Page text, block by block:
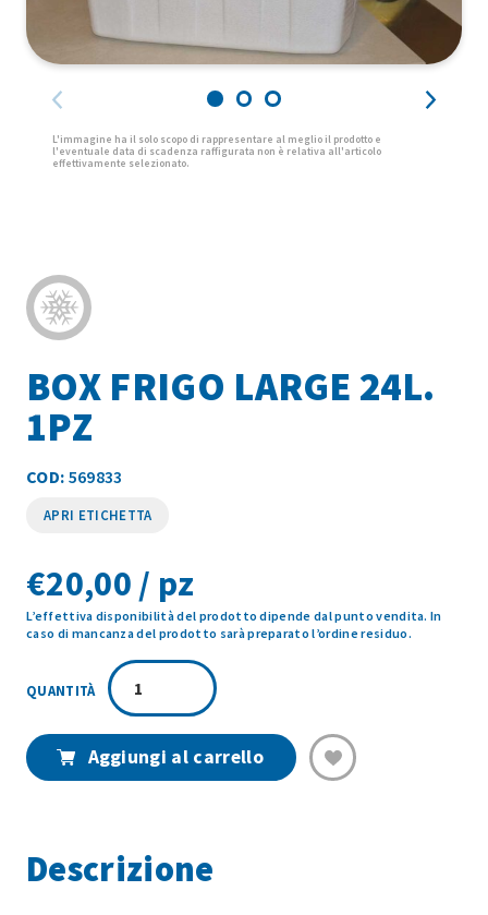
BOX FRIGO LARGE 24L.
1PZ
COD: 569833
APRI ETICHETTA
€20,00 / pz
L’effettiva disponibilità del prodotto dipende dal punto vendita. In
caso di mancanza del prodotto sarà preparato l’ordine residuo.
BOX
FRIGO
LARGE
1PZ
Aggiungi al carrello
Descrizione